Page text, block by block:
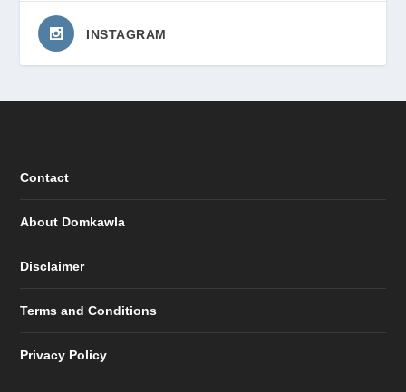
INSTAGRAM
Contact
About Domkawla
Disclaimer
Terms and Conditions
Privacy Policy